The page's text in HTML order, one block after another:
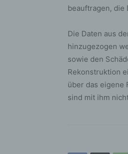
beauftragen, die
Die Daten aus
hinzugezogen
sowie den
Rekonstruktion
über das eigene
sind mit ihm